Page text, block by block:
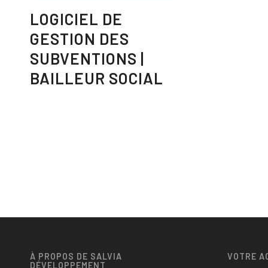
LOGICIEL DE
GESTION DES
SUBVENTIONS |
BAILLEUR SOCIAL
À PROPOS DE SALVIA
DÉVELOPPEMENT
VOTRE